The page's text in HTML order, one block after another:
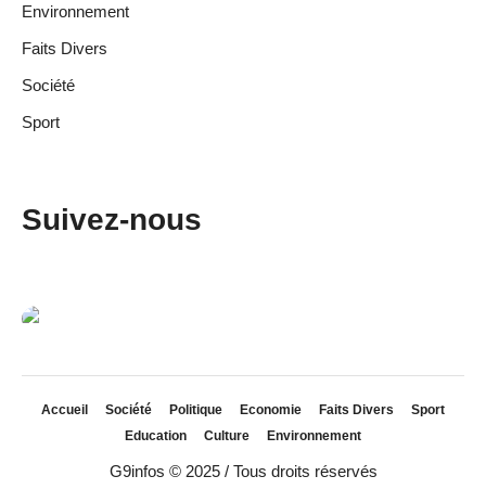
Environnement
Faits Divers
Société
Sport
Suivez-nous
Accueil Société Politique Economie Faits Divers
Sport
Education
Culture Environnement
G9infos © 2025 / Tous droits réservés